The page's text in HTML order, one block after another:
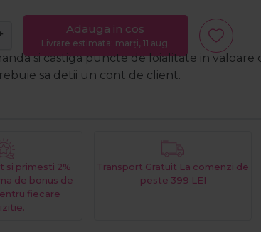
Adauga in cos
Livrare estimata: marți, 11 aug.
si castiga puncte de loialitate in valoare
sa detii un cont de client.
si primesti 2%
de bonus de
fiecare
Transport Gratuit La comenzi de
peste 399 LEI